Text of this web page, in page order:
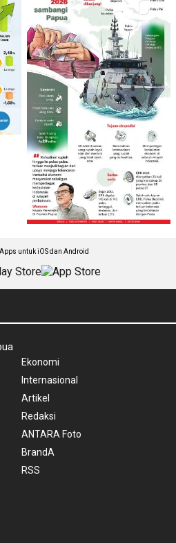
untuk iOS dan Android
Ekonomi
Internasional
Artikel
Redaksi
ANTARA Foto
BrandA
RSS